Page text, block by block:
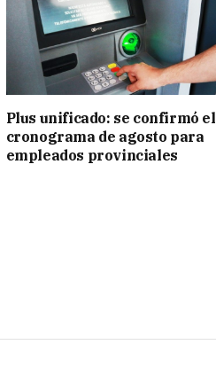
Plus unificado: se confirmó el
cronograma de agosto para
empleados provinciales